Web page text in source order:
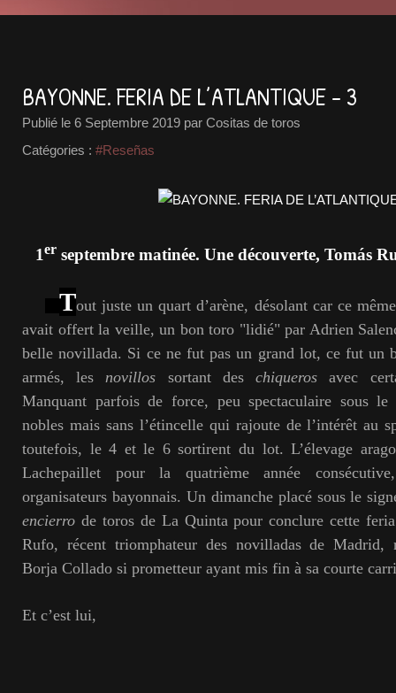
BAYONNE. FERIA DE L’ATLANTIQUE - 3
Publié le 6 Septembre 2019 par Cositas de toros
Catégories : #Reseñas
1er septembre matinée. Une découverte, Tomás
Tout juste un quart d’arène, désolant car ce
avait offert la veille, un bon toro "lidié" par Adrien
belle novillada. Si ce ne fut pas un grand lot, ce fut un
armés, lesnovillos sortant deschiqueros avec
Manquant parfois de force, peu spectaculaire sous
nobles mais sans l’étincelle qui rajoute de l’intérêt au
toutefois, le 4 et le 6 sortirent du lot. L’élevage
Lachepaillet pour la quatrième année
organisateurs bayonnais. Un dimanche placé sous le
encierro de toros de La Quinta pour conclure cette
Rufo, récent triomphateur des novilladas de Madrid,
Borja Collado si prometteur ayant mis fin à sa courte
Et c’est lui,